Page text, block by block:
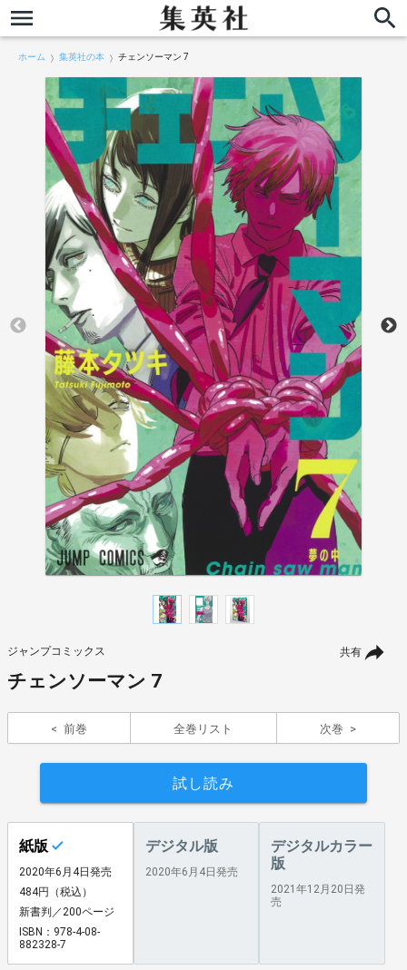
ホーム 集英社の本 チェンソーマン 7
共有
ジャンプコミックス
チェンソーマン 7
前巻 全巻リスト 次巻
試し読み
紙版
2020年6月4日発売
484円（税込）
新書判／200ページ
ISBN：978-4-08-
882328-7
デジタル版
2020年6月4日発売
デジタルカラー
版
2021年12月20日発
売